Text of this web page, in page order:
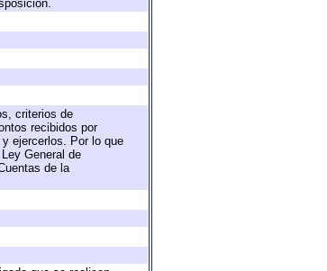
criterios de
recibidos por
ejercerlos. Por lo que
General de
de la